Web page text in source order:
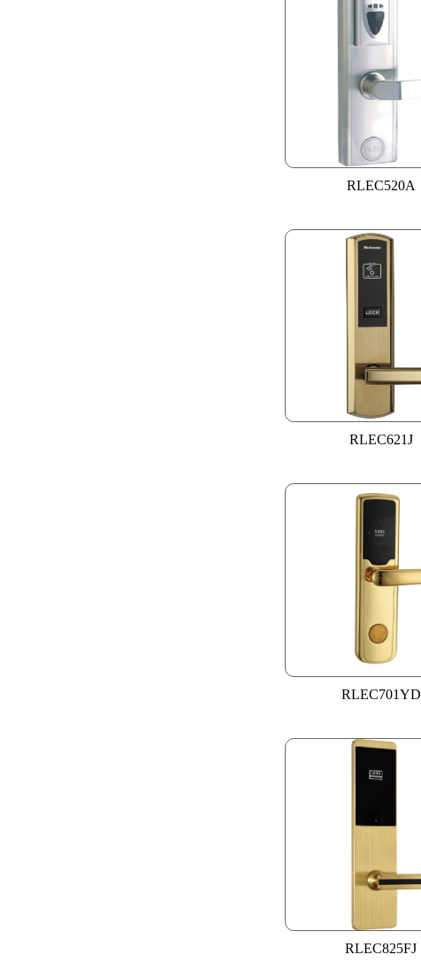
RLEC520A
RLEC621J
RLEC701YD
RLEC825FJ